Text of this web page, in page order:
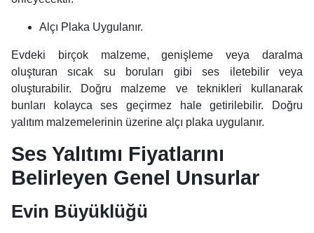
Alçı Plaka Uygulanır.
Evdeki birçok malzeme, genişleme veya daralma
oluşturan sıcak su boruları gibi ses iletebilir veya
oluşturabilir. Doğru malzeme ve teknikleri kullanarak
bunları kolayca ses geçirmez hale getirilebilir. Doğru
yalıtım malzemelerinin üzerine alçı plaka uygulanır.
Ses Yalıtımı Fiyatlarını
Belirleyen Genel Unsurlar
Evin Büyüklüğü